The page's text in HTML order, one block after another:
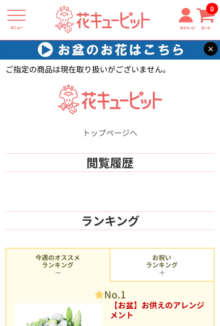
メニュー マイページ カート
0
×
花キューピット 【】
ご指定の商品は現在取り扱いがございません。
トップページへ
閲覧履歴
ランキング
今週のオススメ
ランキング
No.1
【お盆】お供えのアレンジ
メント
お祝い
ランキング